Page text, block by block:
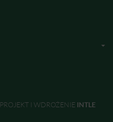
PROJEKT I WDROŻENIE INTLE